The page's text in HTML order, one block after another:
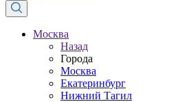
Москва
Назад
Города
Москва
Екатеринбург
Нижний Тагил